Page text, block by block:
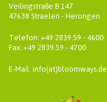
Veilingstraße B 147
47638 Straelen - Herongen
Telefon: +49 2839 59 - 4600
Fax: +49 2839 59 - 4700
E-Mail: info(at)bloomways.de